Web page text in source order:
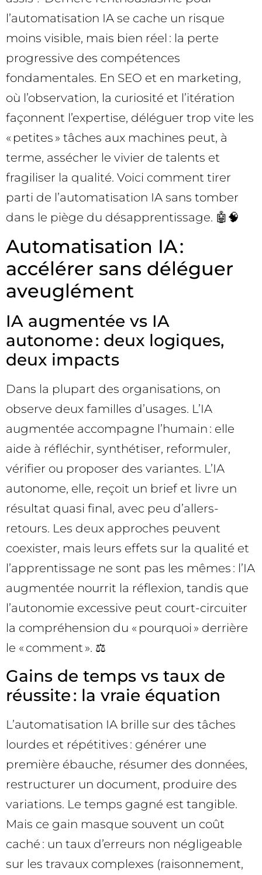
l’automatisation IA se cache un risque
moins visible, mais bien réel : la perte
progressive des compétences
fondamentales. En SEO et en marketing,
où l’observation, la curiosité et l’itération
façonnent l’expertise, déléguer trop vite les
« petites » tâches aux machines peut, à
terme, assécher le vivier de talents et
fragiliser la qualité. Voici comment tirer
parti de l’automatisation IA sans tomber
dans le piège du désapprentissage. 🤖🧠
Automatisation IA :
accélérer sans déléguer
aveuglément
IA augmentée vs IA
autonome : deux logiques,
deux impacts
Dans la plupart des organisations, on
observe deux familles d’usages. L’IA
augmentée accompagne l’humain : elle
aide à réfléchir, synthétiser, reformuler,
vérifier ou proposer des variantes. L’IA
autonome, elle, reçoit un brief et livre un
résultat quasi final, avec peu d’allers-
retours. Les deux approches peuvent
coexister, mais leurs effets sur la qualité et
l’apprentissage ne sont pas les mêmes : l’IA
augmentée nourrit la réflexion, tandis que
l’autonomie excessive peut court-circuiter
la compréhension du « pourquoi » derrière
le « comment ». ⚖️
Gains de temps vs taux de
réussite : la vraie équation
L’automatisation IA brille sur des tâches
lourdes et répétitives : générer une
première ébauche, résumer des données,
restructurer un document, produire des
variations. Le temps gagné est tangible.
Mais ce gain masque souvent un coût
caché : un taux d’erreurs non négligeable
sur les travaux complexes (raisonnement,